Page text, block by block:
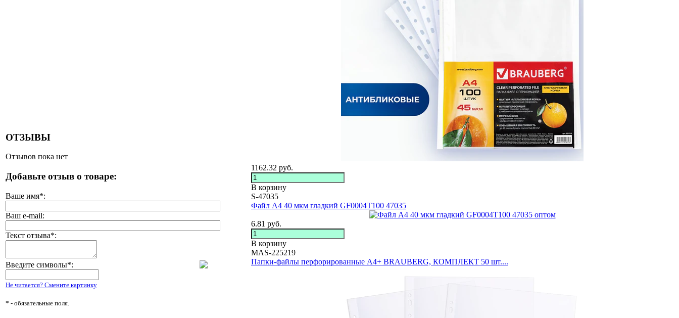
ОТЗЫВЫ
Отзывов пока нет
Добавьте отзыв о товаре:
Ваше имя*:
Ваш e-mail:
Текст отзыва*:
Введите символы*:
Не читается? Смените картинку
* - обязательные поля.
1162.32 руб.
В корзину
S-47035
Файл А4 40 мкм гладкий GF0004T100 47035
6.81 руб.
В корзину
MAS-225219
Папки-файлы перфорированные А4+ BRAUBERG, КОМПЛЕКТ 50 шт....